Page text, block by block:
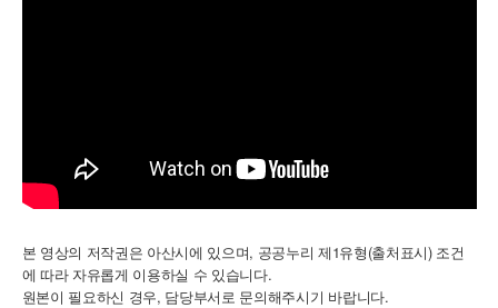
본 영상의 저작권은 아산시에 있으며, 공공누리 제1유형(출처표시) 조건
에 따라 자유롭게 이용하실 수 있습니다.
원본이 필요하신 경우, 담당부서로 문의해주시기 바랍니다.